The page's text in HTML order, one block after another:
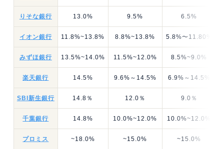
りそな銀行 13.0% 9.5% 6.5%
イオン銀行 11.8%~13.8% 8.8%~13.8% 5.8%〜11.80%
みずほ銀行 13.5%~14.0% 11.5%~12.0% 8.5%~9.0%
楽天銀行 14.5% 9.6%～14.5% 6.9%～14.5%
SBI新生銀行 14.8％ 12.0％ 9.0％
千葉銀行 14.8% 10.0%~12.0% 10.0%~12.0%
プロミス ~18.0% ~15.0% ~15.0%